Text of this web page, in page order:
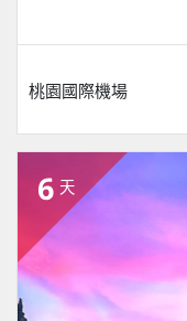
桃園國際機場
6 天